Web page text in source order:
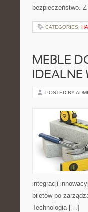
bezpieczeństwo.
CATEGORIES:
MEBLE
POSTED BY
integracji
biletów po
Technologia […]